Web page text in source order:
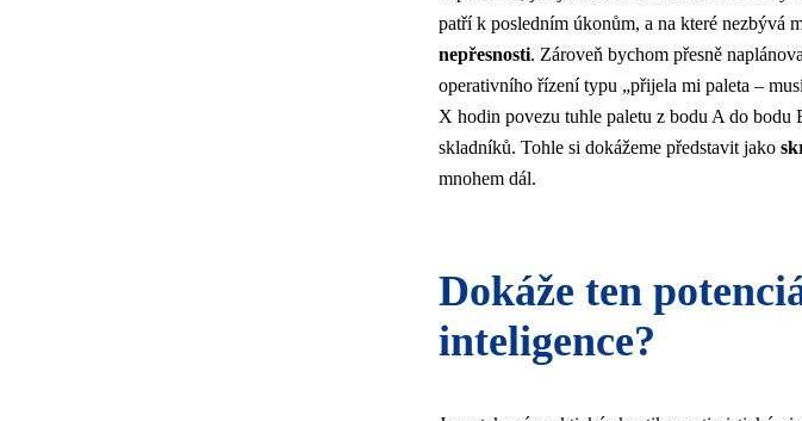
patří k posledním úkonům, a na které nezbývá
nepřesnosti. Zároveň bychom přesně
operativního řízení typu „přijela mi paleta –
X hodin povezu tuhle paletu z bodu A do bodu
skladníků. Tohle si dokážeme představit jako
mnohem dál.
Dokáže ten
inteligence?